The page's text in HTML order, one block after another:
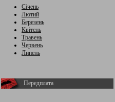
Січень
Лютий
Березень
Квітень
Травень
Червень
Липень
Передплата